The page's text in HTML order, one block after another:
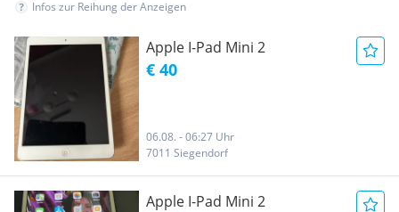
Infos zur Reihung der Anzeigen
Apple I-Pad Mini 2
€ 40
06.08. - 06:27 Uhr
7011 Siegendorf
Apple I-Pad Mini 2